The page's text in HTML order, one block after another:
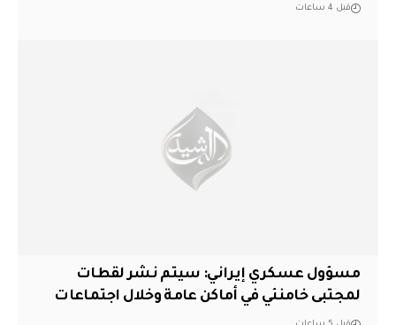
قبل 4 ساعات
مسؤول عسكري إيراني: سيتم نشر لقطات
لمجتبى خامنئي في أماكن عامة وخلال اجتماعات